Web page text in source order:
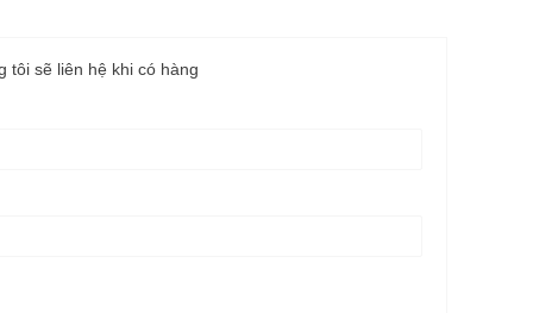
tôi sẽ liên hệ khi có hàng